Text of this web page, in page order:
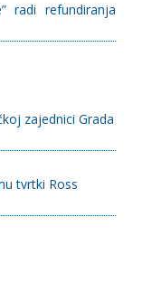
radi refundiranja
zajednici Grada
tvrtki Ross